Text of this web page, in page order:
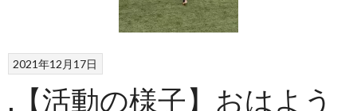
2021年12月17日
.【活動の様子】おはよう